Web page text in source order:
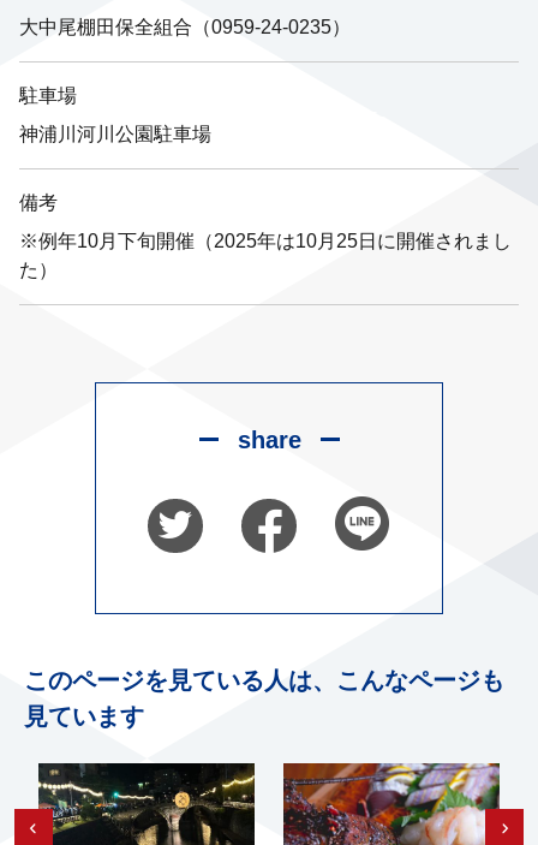
大中尾棚田保全組合（0959-24-0235）
駐車場
神浦川河川公園駐車場
備考
※例年10月下旬開催（2025年は10月25日に開催されまし
た）
share
このページを見ている人は、こんなページも
見ています